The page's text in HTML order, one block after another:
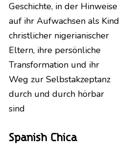
Geschichte, in der Hinweise
auf ihr Aufwachsen als Kind
christlicher nigerianischer
Eltern, ihre persönliche
Transformation und ihr
Weg zur Selbstakzeptanz
durch und durch hörbar
sind
Spanish Chica